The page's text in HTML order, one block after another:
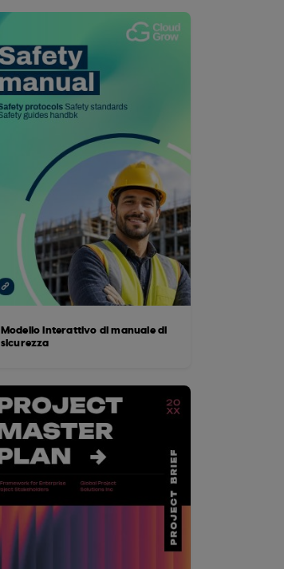
Modello interattivo di manuale di
sicurezza